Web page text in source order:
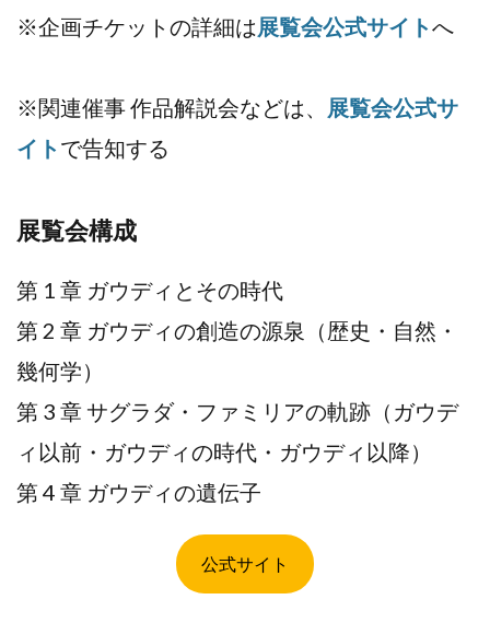
※企画チケットの詳細は展覧会公式サイトへ
※関連催事 作品解説会などは、 展覧会公式サ
イト で告知する
展覧会構成
第 1 章 ガウディとその時代
第 2 章 ガウディの創造の源泉（歴史・自然・
幾何学）
第 3 章 サグラダ・ファミリアの軌跡（ガウデ
ィ以前・ガウディの時代・ガウディ以降）
第 4 章 ガウディの遺伝子
公式サイト